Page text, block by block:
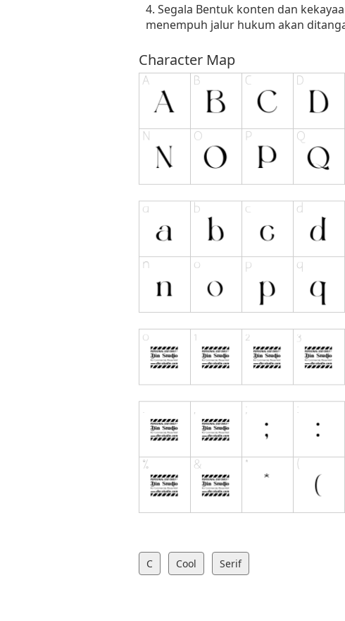
4. Segala Bentuk konten dan
menempuh jalur hukum akan
Character Map
C Cool Serif